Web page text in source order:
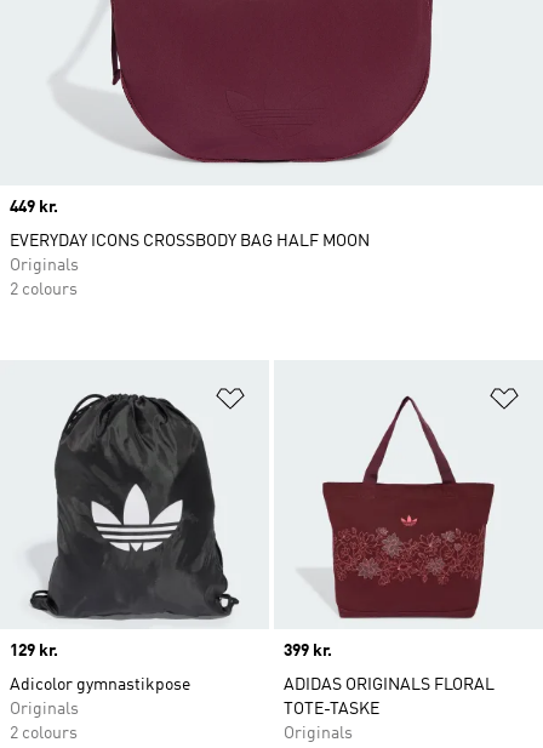
Price
129 kr.
Adicolor gymnastikpose
Originals
2 colours
Price
399 kr.
ADIDAS ORIGINALS FLORAL
TOTE-TASKE
Originals
Price
449 kr.
EVERYDAY ICONS CROSSBODY BAG HALF MOON
Originals
2 colours